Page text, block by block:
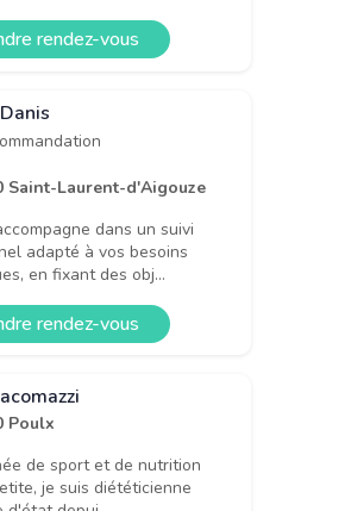
rendez-vous
Saint-Laurent-d'Aigouze
dans un suivi
adapté à vos besoins
en fixant des obj...
rendez-vous
Poulx
de sport et de nutrition
je suis diététicienne